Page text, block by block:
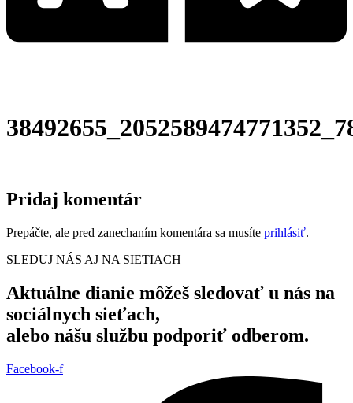
Pridaj komentár
Prepáčte, ale pred zanechaním komentára sa musíte prihlásiť.
SLEDUJ NÁS AJ NA SIETIACH
Aktuálne dianie môžeš sledovať u nás na
sociálnych sieťach,
alebo nášu službu podporiť odberom.
Facebook-f